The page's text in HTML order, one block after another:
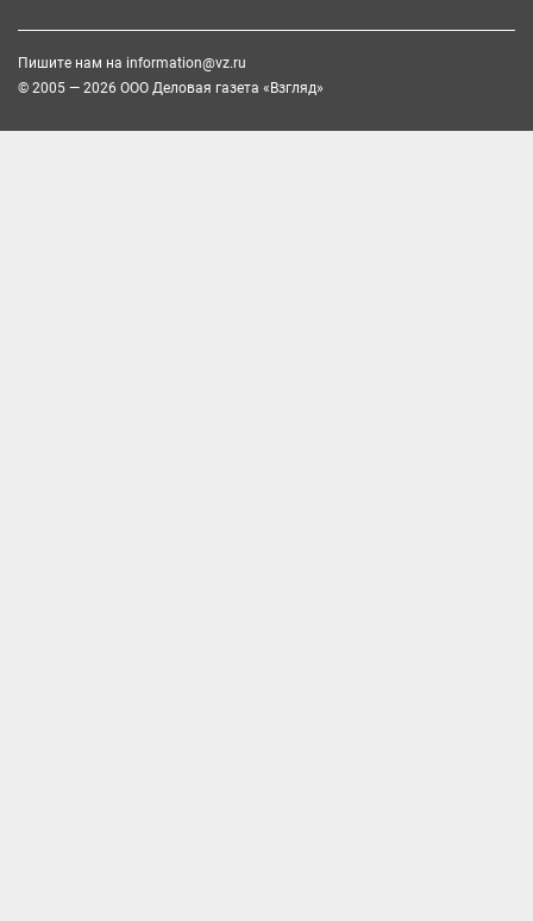
Пишите нам на information@vz.ru
© 2005 — 2026 ООО Деловая газета «Взгляд»